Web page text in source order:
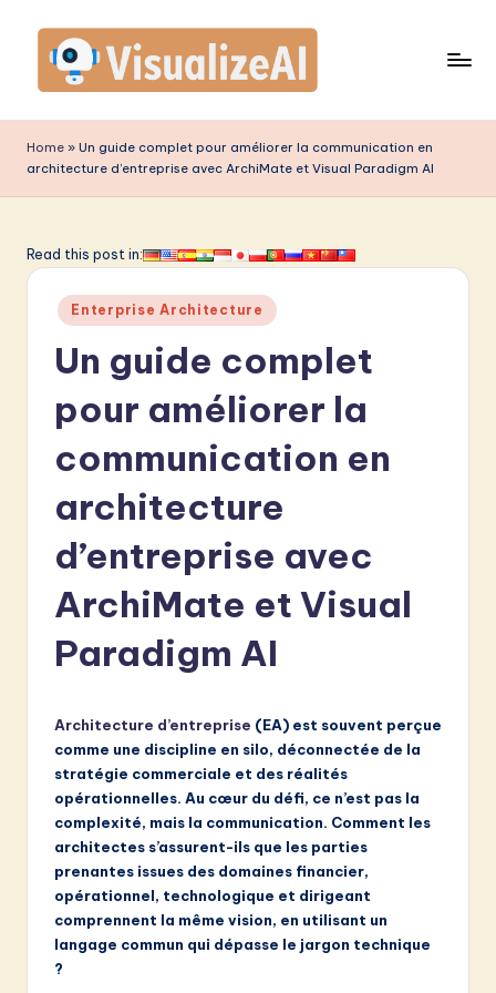
content
is
u
li
A
in
A
Home » Un guide complet pour améliorer la communication en
architecture d’entreprise avec ArchiMate et Visual Paradigm AI
Read this post in:
Posted
in
Enterprise Architecture
Un guide complet
pour améliorer la
communication en
architecture
d’entreprise avec
ArchiMate et Visual
Paradigm AI
Architecture d’entreprise (EA) est souvent perçue
comme une discipline en silo, déconnectée de la
stratégie commerciale et des réalités
opérationnelles. Au cœur du défi, ce n’est pas la
complexité, mais la communication. Comment les
architectes s’assurent-ils que les parties
prenantes issues des domaines financier,
opérationnel, technologique et dirigeant
comprennent la même vision, en utilisant un
langage commun qui dépasse le jargon technique
?